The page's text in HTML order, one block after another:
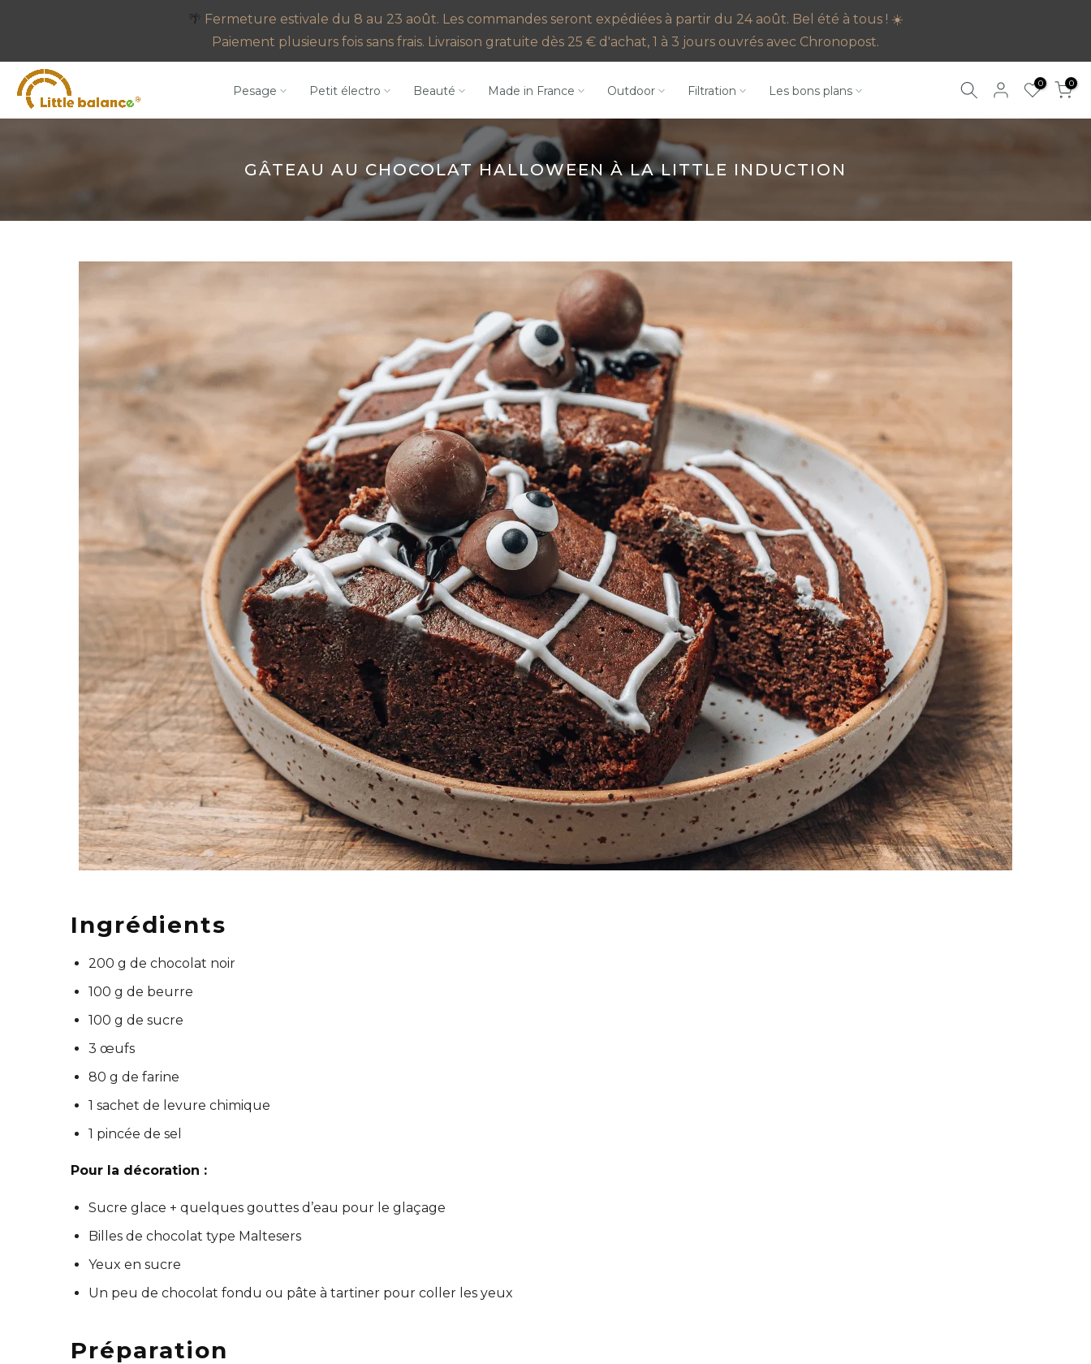
contenu
🌴 Fermeture estivale du 8 au 23 août. Les commandes seront expédiées à partir du 24 août. Bel été à tous ! ☀️
Paiement plusieurs fois sans frais. Livraison gratuite dès 25 € d'achat, 1 à 3 jours ouvrés avec Chronopost.
Pesage Petit électro Beauté Made in France Outdoor Filtration Les bons plans 0 0
GÂTEAU AU CHOCOLAT HALLOWEEN À LA LITTLE INDUCTION
Ingrédients
200 g de chocolat noir
100 g de beurre
100 g de sucre
3 œufs
80 g de farine
1 sachet de levure chimique
1 pincée de sel
Pour la décoration :
Sucre glace + quelques gouttes d’eau pour le glaçage
Billes de chocolat type Maltesers
Yeux en sucre
Un peu de chocolat fondu ou pâte à tartiner pour coller les yeux
Préparation